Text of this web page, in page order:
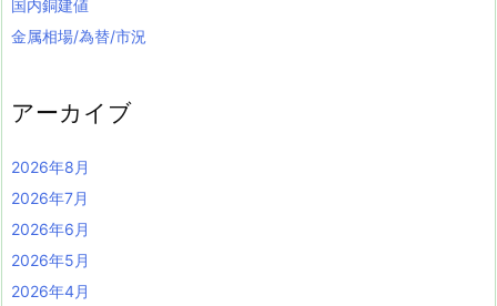
国内銅建値
金属相場/為替/市況
アーカイブ
2026年8月
2026年7月
2026年6月
2026年5月
2026年4月